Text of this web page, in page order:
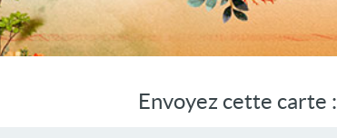
vidéo
Envoyez cette carte :